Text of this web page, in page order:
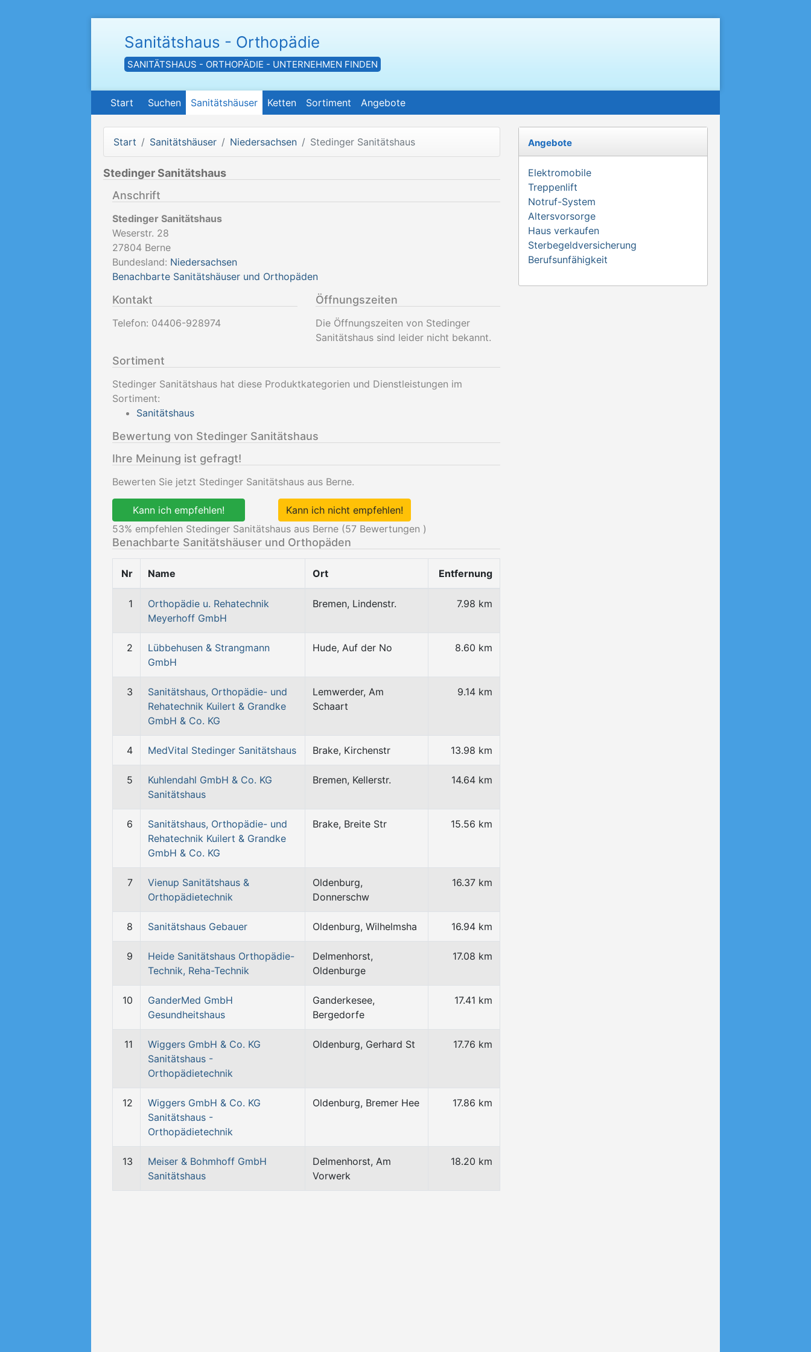
Sanitätshaus - Orthopädie
SANITÄTSHAUS - ORTHOPÄDIE - UNTERNEHMEN FINDEN
Start Suchen Sanitätshäuser Ketten Sortiment Angebote
Start Sanitätshäuser Niedersachsen Stedinger Sanitätshaus
Stedinger Sanitätshaus
Anschrift
Stedinger Sanitätshaus
Weserstr. 28
27804 Berne
Bundesland: Niedersachsen
Benachbarte Sanitätshäuser und Orthopäden
Kontakt
Telefon: 04406-928974
Öffnungszeiten
Die Öffnungszeiten von Stedinger
Sanitätshaus sind leider nicht bekannt.
Sortiment
Stedinger Sanitätshaus hat diese Produktkategorien und Dienstleistungen im
Sortiment:
Sanitätshaus
Bewertung von Stedinger Sanitätshaus
Ihre Meinung ist gefragt!
Bewerten Sie jetzt Stedinger Sanitätshaus aus Berne.
Kann ich empfehlen!
Kann ich nicht empfehlen!
53% empfehlen Stedinger Sanitätshaus aus Berne (57 Bewertungen )
Benachbarte Sanitätshäuser und Orthopäden
Nr Name Ort Entfernung
1
Orthopädie u. Rehatechnik
Meyerhoff GmbH
Bremen, Lindenstr. 7.98 km
2
Lübbehusen & Strangmann
GmbH
Hude, Auf der No 8.60 km
3
Sanitätshaus, Orthopädie- und
Rehatechnik Kuilert & Grandke
GmbH & Co. KG
Lemwerder, Am
Schaart
9.14 km
4 MedVital Stedinger Sanitätshaus Brake, Kirchenstr 13.98 km
5
Kuhlendahl GmbH & Co. KG
Sanitätshaus
Bremen, Kellerstr. 14.64 km
6
Sanitätshaus, Orthopädie- und
Rehatechnik Kuilert & Grandke
GmbH & Co. KG
Brake, Breite Str 15.56 km
7
Vienup Sanitätshaus &
Orthopädietechnik
Oldenburg,
Donnerschw
16.37 km
8 Sanitätshaus Gebauer Oldenburg, Wilhelmsha 16.94 km
9
Heide Sanitätshaus Orthopädie-
Technik, Reha-Technik
Delmenhorst,
Oldenburge
17.08 km
10
GanderMed GmbH
Gesundheitshaus
Ganderkesee,
Bergedorfe
17.41 km
11
Wiggers GmbH & Co. KG
Sanitätshaus -
Orthopädietechnik
Oldenburg, Gerhard St 17.76 km
12
Wiggers GmbH & Co. KG
Sanitätshaus -
Orthopädietechnik
Oldenburg, Bremer Hee 17.86 km
13
Meiser & Bohmhoff GmbH
Sanitätshaus
Delmenhorst, Am
Vorwerk
18.20 km
Angebote
Elektromobile
Treppenlift
Notruf-System
Altersvorsorge
Haus verkaufen
Sterbegeldversicherung
Berufsunfähigkeit